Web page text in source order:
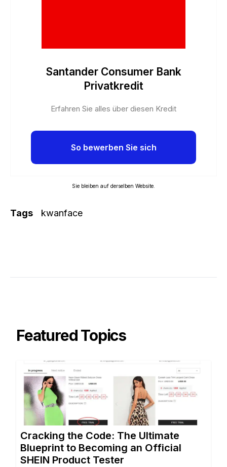
Santander Consumer Bank
Privatkredit
Erfahren Sie alles über diesen Kredit
So bewerben Sie sich
Sie bleiben auf derselben Website.
Tags kwanface
Featured Topics
Cracking the Code: The Ultimate
Blueprint to Becoming an Official
SHEIN Product Tester